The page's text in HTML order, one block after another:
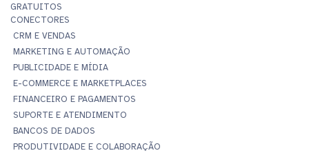
GRATUITOS
CONECTORES
CRM E VENDAS
MARKETING E AUTOMAÇÃO
PUBLICIDADE E MÍDIA
E-COMMERCE E MARKETPLACES
FINANCEIRO E PAGAMENTOS
SUPORTE E ATENDIMENTO
BANCOS DE DADOS
PRODUTIVIDADE E COLABORAÇÃO